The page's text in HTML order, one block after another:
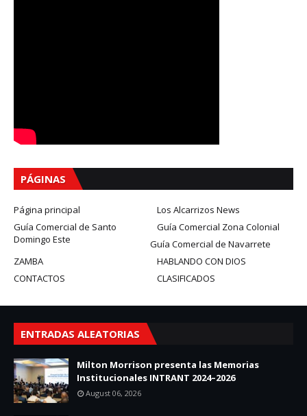
PÁGINAS
Página principal
Los Alcarrizos News
Guía Comercial de Santo
Domingo Este
Guía Comercial Zona Colonial
Guía Comercial de Navarrete
HABLANDO CON DIOS
ZAMBA
CLASIFICADOS
CONTACTOS
ENTRADAS ALEATORIAS
Milton Morrison presenta las Memorias
Institucionales INTRANT 2024–2026
August 06, 2026